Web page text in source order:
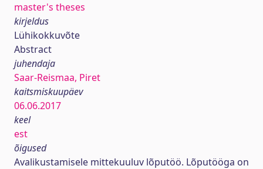
master's theses
kirjeldus
Lühikokkuvõte
Abstract
juhendaja
Saar-Reismaa, Piret
kaitsmiskuupäev
06.06.2017
keel
est
õigused
Avalikustamisele mittekuuluv lõputöö. Lõputööga on